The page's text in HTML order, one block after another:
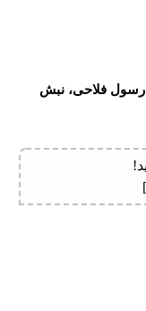
رسول فلاحی، نبش
]